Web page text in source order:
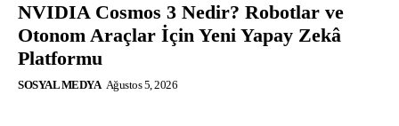
NVIDIA Cosmos 3 Nedir? Robotlar ve
Otonom Araçlar İçin Yeni Yapay Zekâ
Platformu
SOSYAL MEDYA Ağustos 5, 2026